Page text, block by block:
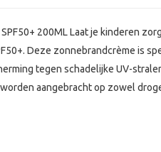
SPF50+ 200ML Laat je kinderen
Deze zonnebrandcrème is
tegen schadelijke UV-
aangebracht op zowel